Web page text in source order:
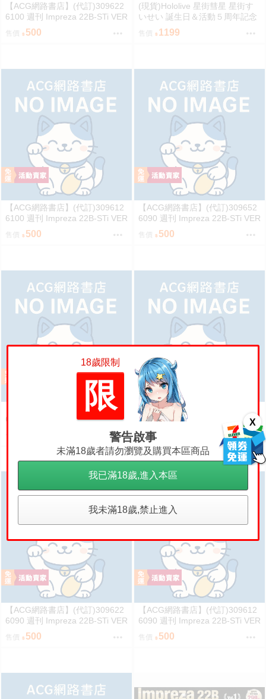
X
【ACG網路書店】(代訂)309622
6100 週刊 Impreza 22B-STi VER
SION をつくる (9)
售價 500
(現貨)Hololive 星街彗星 星街す
いせい 誕生日＆活動５周年記念
COMET透明側背包 單肩背包
售價 1199
【ACG網路書店】(代訂)309612
6100 週刊 Impreza 22B-STi VER
SION をつくる (8)
500
【ACG網路書店】(代訂)309652
6090 週刊 Impreza 22B-STi VER
SION をつくる (7)
500
【ACG網路書店】(代訂)309642
6090 週刊 Impreza 22B-STi VER
【ACG網路書店】(代訂)309632
6090 週刊 Impreza 22B-STi VER
SION をつくる (5)
售價
【ACG網路書店】(代訂)309622
6090 週刊 Impreza 22B-STi VER
SION をつくる (4)
售價 500
【ACG網路書店】(代訂)309612
6090 週刊 Impreza 22B-STi VER
SION をつくる (3)
售價 500
18歲限制
限
警告啟事
未滿18歲者請勿瀏覽及購買本區商品
我已滿18歲,進入本區
我未滿18歲,禁止進入